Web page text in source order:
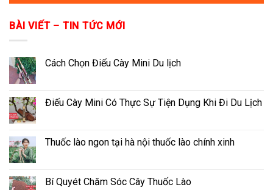
BÀI VIẾT – TIN TỨC MỚI
Cách Chọn Điếu Cày Mini Du lịch
Điếu Cày Mini Có Thực Sự Tiện Dụng Khi Đi Du Lịch
Thuốc lào ngon tại hà nội thuốc lào chính xinh
Bí Quyét Chăm Sóc Cây Thuốc Lào